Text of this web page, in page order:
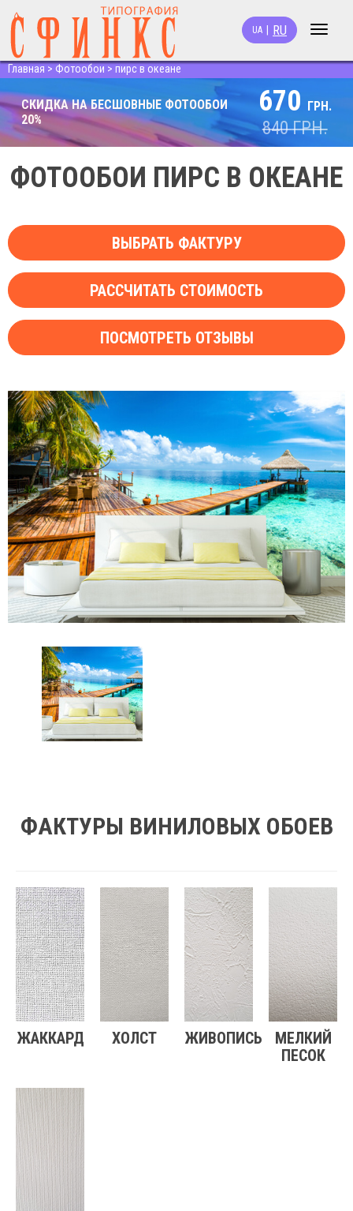
Toggle
UA RU
Главная > Фотообои > пирс в океане
СКИДКА НА БЕСШОВНЫЕ ФОТООБОИ
20%
670 ГРН.
840ГРН.
ФОТООБОИ ПИРС В ОКЕАНЕ
ВЫБРАТЬ ФАКТУРУ
РАССЧИТАТЬ СТОИМОСТЬ
ПОСМОТРЕТЬ ОТЗЫВЫ
ФАКТУРЫ ВИНИЛОВЫХ ОБОЕВ
ЖАККАРД ХОЛСТ ЖИВОПИСЬ
МЕЛКИЙ
ПЕСОК